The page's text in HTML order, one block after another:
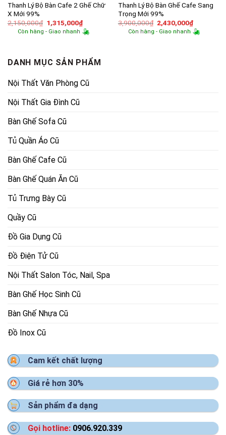
Thanh Lý Bộ Bàn Cafe 2 Ghế Chữ
X Mới 99%
2,150,000₫ Giá
gốc
là:
1,315,000₫Giá
hiện
tại
Còn hàng - Giao nhanh
Thanh Lý Bộ Bàn Ghế Cafe Sang
Trọng Mới 99%
3,900,000₫ Giá
gốc
là:
2,430,000₫Giá
hiện
tại
Còn hàng - Giao nhanh
DANH MỤC SẢN PHẨM
Nội Thất Văn Phòng Cũ
Nội Thất Gia Đình Cũ
Bàn Ghế Sofa Cũ
Tủ Quần Áo Cũ
Bàn Ghế Cafe Cũ
Bàn Ghế Quán Ăn Cũ
Tủ Trưng Bày Cũ
Quầy Cũ
Đồ Gia Dụng Cũ
Đồ Điện Tử Cũ
Nội Thất Salon Tóc, Nail, Spa
Bàn Ghế Học Sinh Cũ
Bàn Ghế Nhựa Cũ
Đồ Inox Cũ
Cam kết chất lượng
Giá rẻ hơn 30%
Sản phẩm đa dạng
Gọi hotline: 0906.920.339